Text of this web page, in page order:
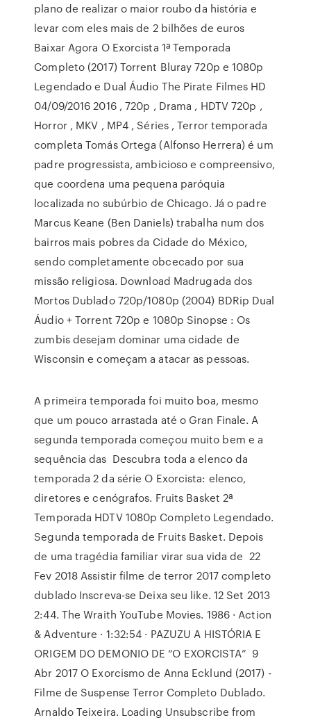
plano de realizar o maior roubo da história e
levar com eles mais de 2 bilhões de euros
Baixar Agora O Exorcista 1ª Temporada
Completo (2017) Torrent Bluray 720p e 1080p
Legendado e Dual Áudio The Pirate Filmes HD
04/09/2016 2016 , 720p , Drama , HDTV 720p ,
Horror , MKV , MP4 , Séries , Terror temporada
completa Tomás Ortega (Alfonso Herrera) é um
padre progressista, ambicioso e compreensivo,
que coordena uma pequena paróquia
localizada no subúrbio de Chicago. Já o padre
Marcus Keane (Ben Daniels) trabalha num dos
bairros mais pobres da Cidade do México,
sendo completamente obcecado por sua
missão religiosa. Download Madrugada dos
Mortos Dublado 720p/1080p (2004) BDRip Dual
Áudio + Torrent 720p e 1080p Sinopse : Os
zumbis desejam dominar uma cidade de
Wisconsin e começam a atacar as pessoas.
A primeira temporada foi muito boa, mesmo
que um pouco arrastada até o Gran Finale. A
segunda temporada começou muito bem e a
sequência das Descubra toda a elenco da
temporada 2 da série O Exorcista: elenco,
diretores e cenógrafos. Fruits Basket 2ª
Temporada HDTV 1080p Completo Legendado.
Segunda temporada de Fruits Basket. Depois
de uma tragédia familiar virar sua vida de 22
Fev 2018 Assistir filme de terror 2017 completo
dublado Inscreva-se Deixa seu like. 12 Set 2013
2:44. The Wraith YouTube Movies. 1986 · Action
& Adventure · 1:32:54 · PAZUZU A HISTÓRIA E
ORIGEM DO DEMONIO DE “O EXORCISTA” 9
Abr 2017 O Exorcismo de Anna Ecklund (2017) -
Filme de Suspense Terror Completo Dublado.
Arnaldo Teixeira. Loading Unsubscribe from